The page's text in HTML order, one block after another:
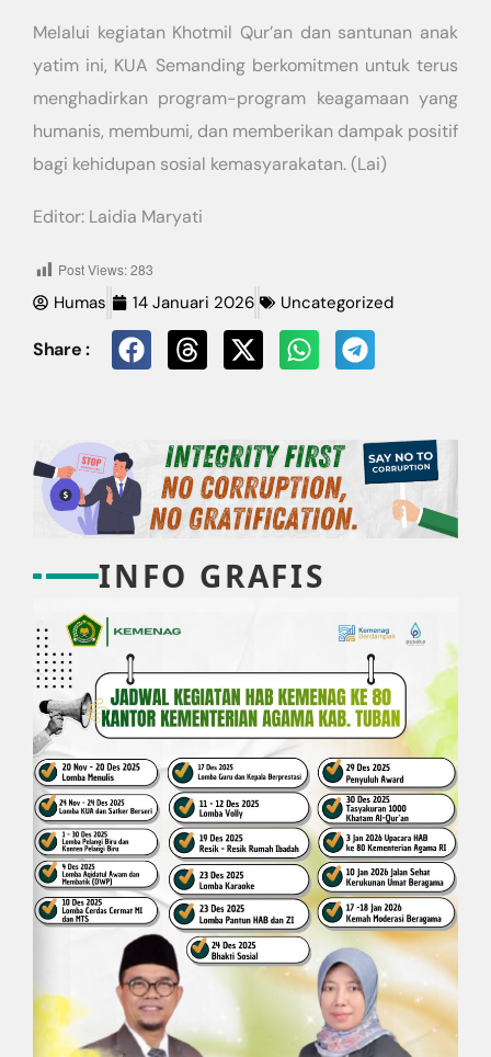
Melalui kegiatan Khotmil Qur’an dan santunan anak
yatim ini, KUA Semanding berkomitmen untuk terus
menghadirkan program-program keagamaan yang
humanis, membumi, dan memberikan dampak positif
bagi kehidupan sosial kemasyarakatan. (Lai)
Editor: Laidia Maryati
Post Views:283
Humas 14 Januari 2026 Uncategorized
Share :
INFO GRAFIS